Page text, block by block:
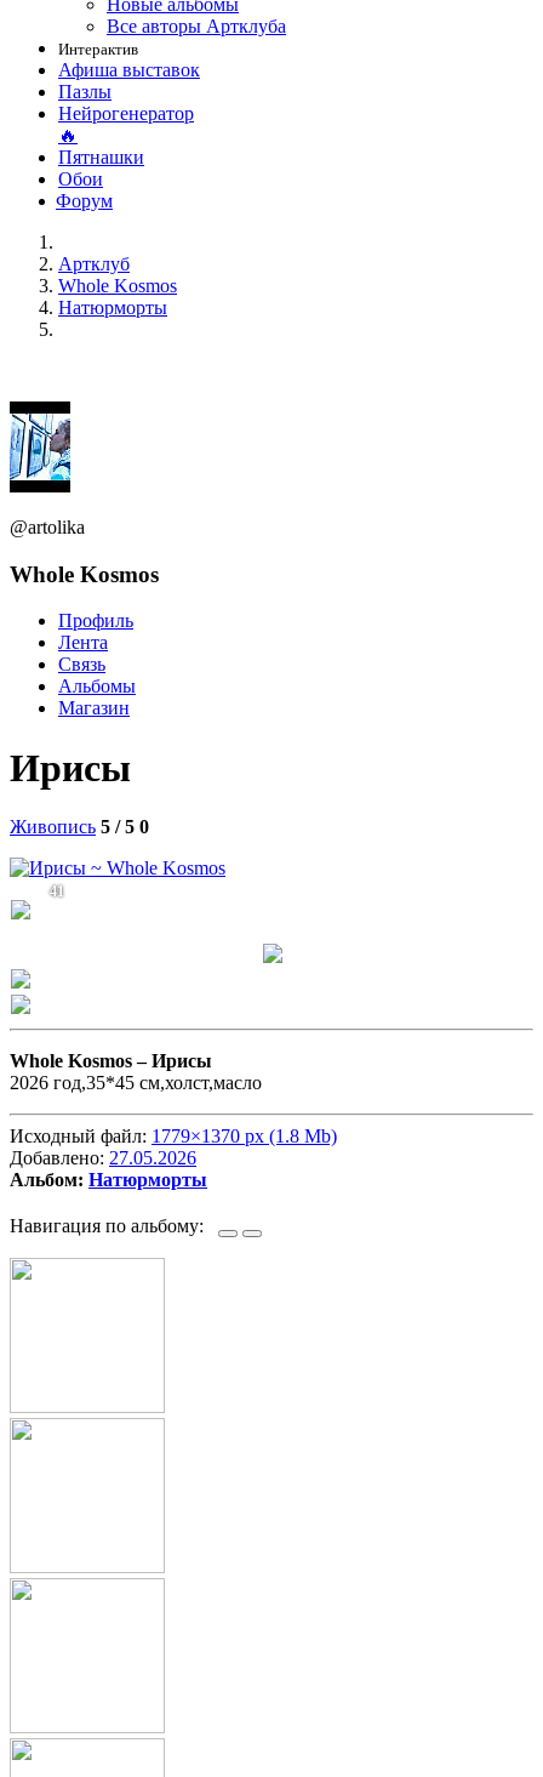
Новые альбомы
Все авторы Артклуба
Интерактив
Афиша выставок
Пазлы
Нейрогенератор
🔥
Пятнашки
Обои
Форум
Артклуб
Whole Kosmos
Натюрморты
@artolika
Whole Kosmos
Профиль
Лента
Связь
Альбомы
Магазин
Ирисы
Живопись 5 / 5 0
41
Whole Kosmos –Ирисы
2026 год,35*45 см,холст,масло
Исходный файл: 1779×1370 px (1.8 Mb)
Добавлено: 27.05.2026
Альбом: Натюрморты
Навигация по альбому: